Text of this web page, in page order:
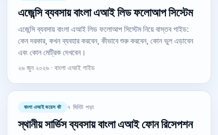
এজেন্সি ব্যবসায় বাংলা এআই লিড ফলোআপ সিস্টেম
এজেন্সি ব্যবসায় বাংলা এআই লিড ফলোআপ সিস্টেম নিয়ে বাস্তব গাইড:
কেন দরকার, কখন ব্যবহার করবেন, কীভাবে শুরু করবেন, কোন ভুল এড়াবেন
এবং কোন মেট্রিক দেখবেন।
২৬ জুন ২০২৬ · বাংলা এআই গাইড
বাংলা এআই ভয়েস বট ৭ মিনিট পড়া
স্থানীয় সার্ভিস ব্যবসায় বাংলা এআই ফোন রিসেপশন